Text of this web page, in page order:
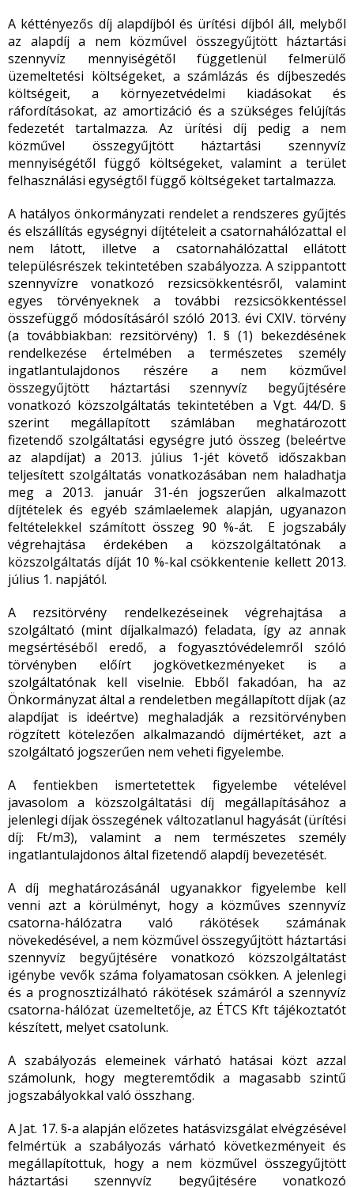
A kéttényezős díj alapdíjból és ürítési díjból áll, melyből
az alapdíj a nem közművel összegyűjtött háztartási
szennyvíz mennyiségétől függetlenül felmerülő
üzemeltetési költségeket, a számlázás és díjbeszedés
költségeit, a környezetvédelmi kiadásokat és
ráfordításokat, az amortizáció és a szükséges felújítás
fedezetét tartalmazza. Az ürítési díj pedig a nem
közművel összegyűjtött háztartási szennyvíz
mennyiségétől függő költségeket, valamint a terület
felhasználási egységtől függő költségeket tartalmazza.
A hatályos önkormányzati rendelet a rendszeres gyűjtés
és elszállítás egységnyi díjtételeit a csatornahálózattal el
nem látott, illetve a csatornahálózattal ellátott
településrészek tekintetében szabályozza. A szippantott
szennyvízre vonatkozó rezsicsökkentésről, valamint
egyes törvényeknek a további rezsicsökkentéssel
összefüggő módosításáról szóló 2013. évi CXIV. törvény
(a továbbiakban: rezsitörvény) 1. § (1) bekezdésének
rendelkezése értelmében a természetes személy
ingatlantulajdonos részére a nem közművel
összegyűjtött háztartási szennyvíz begyűjtésére
vonatkozó közszolgáltatás tekintetében a Vgt. 44/D. §
szerint megállapított számlában meghatározott
fizetendő szolgáltatási egységre jutó összeg (beleértve
az alapdíjat) a 2013. július 1-jét követő időszakban
teljesített szolgáltatás vonatkozásában nem haladhatja
meg a 2013. január 31-én jogszerűen alkalmazott
díjtételek és egyéb számlaelemek alapján, ugyanazon
feltételekkel számított összeg 90 %-át. E jogszabály
végrehajtása érdekében a közszolgáltatónak a
közszolgáltatás díját 10 %-kal csökkentenie kellett 2013.
július 1. napjától.
A rezsitörvény rendelkezéseinek végrehajtása a
szolgáltató (mint díjalkalmazó) feladata, így az annak
megsértéséből eredő, a fogyasztóvédelemről szóló
törvényben előírt jogkövetkezményeket is a
szolgáltatónak kell viselnie. Ebből fakadóan, ha az
Önkormányzat által a rendeletben megállapított díjak (az
alapdíjat is ideértve) meghaladják a rezsitörvényben
rögzített kötelezően alkalmazandó díjmértéket, azt a
szolgáltató jogszerűen nem veheti figyelembe.
A fentiekben ismertetettek figyelembe vételével
javasolom a közszolgáltatási díj megállapításához a
jelenlegi díjak összegének változatlanul hagyását (ürítési
díj: Ft/m3), valamint a nem természetes személy
ingatlantulajdonos által fizetendő alapdíj bevezetését.
A díj meghatározásánál ugyanakkor figyelembe kell
venni azt a körülményt, hogy a közműves szennyvíz
csatorna-hálózatra való rákötések számának
növekedésével, a nem közművel összegyűjtött háztartási
szennyvíz begyűjtésére vonatkozó közszolgáltatást
igénybe vevők száma folyamatosan csökken. A jelenlegi
és a prognosztizálható rákötések számáról a szennyvíz
csatorna-hálózat üzemeltetője, az ÉTCS Kft tájékoztatót
készített, melyet csatolunk.
A szabályozás elemeinek várható hatásai közt azzal
számolunk, hogy megteremtődik a magasabb szintű
jogszabályokkal való összhang.
A Jat. 17. §-a alapján előzetes hatásvizsgálat elvégzésével
felmértük a szabályozás várható következményeit és
megállapítottuk, hogy a nem közművel összegyűjtött
háztartási szennyvíz begyűjtésére vonatkozó